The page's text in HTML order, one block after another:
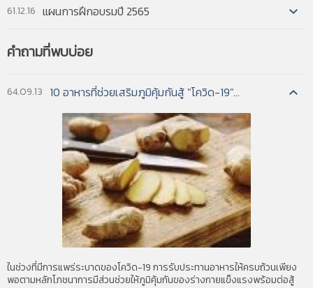
READ MORE
61.12.16 แผนการฝึกอบรมปี 2565
คำถามที่พบบ่อย
64.09.13 10 อาหารที่ช่วยเสริมภูมิคุ้มกันสู้ "โควิด-19"...
ในช่วงที่มีการแพร่ระบาดของโควิด-19 การรับประทานอาหารให้ครบถ้วนเพียง
พอตามหลักโภชนาการมีส่วนช่วยให้ภูมิคุ้มกันของร่างกายแข็งแรงพร้อมต่อสู้